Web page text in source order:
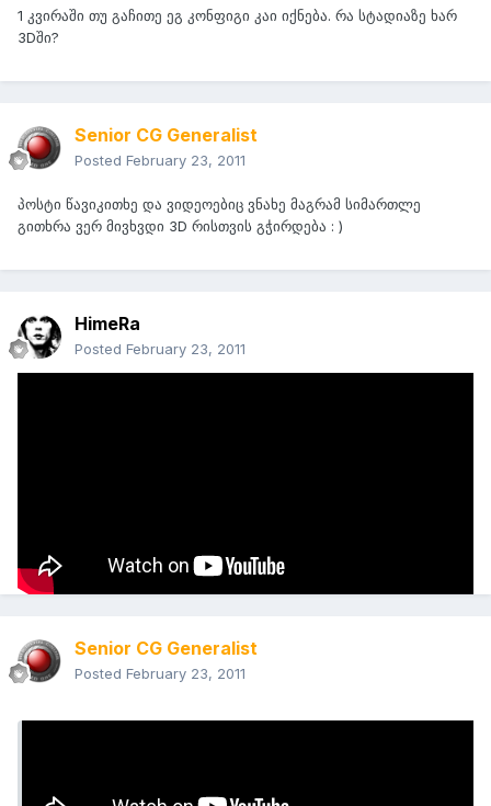
1 კვირაში თუ გაჩითე ეგ კონფიგი კაი იქნება. რა სტადიაზე ხარ
3Dში?
Senior CG Generalist
Posted February 23, 2011
პოსტი წავიკითხე და ვიდეოებიც ვნახე მაგრამ სიმართლე
გითხრა ვერ მივხვდი 3D რისთვის გჭირდება : )
HimeRa
Posted February 23, 2011
Senior CG Generalist
Posted February 23, 2011
ეს ცანცარობაა მარა დაახლოებით ესეთი ანიმაციებისთვის.